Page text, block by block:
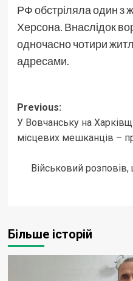
РФ обстріляла один з
Херсона. Внаслідок
одночасно чотири
адресами.
Post
navigation
Previous:
У Вовчанську на
місцевих мешканців –
Військовий
Більше історій